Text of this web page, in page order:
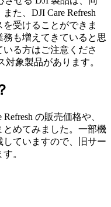
た、DJI Care Refresh
受けることができま
も増えてきていると思
る方はご注意くださ
象製品があります。
の販売価格や、
めてみました。一部機
ていますので、旧サー
。